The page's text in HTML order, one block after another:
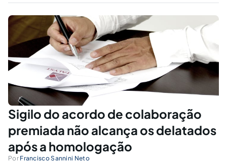
autoincriminatórias, o que certamente representa um
avanço no combate ao crime organizado.
Sigilo do acordo de colaboração
premiada não alcança os delatados
após a homologação
Por Francisco Sannini Neto